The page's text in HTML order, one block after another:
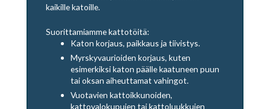
kaikille katoille.
Suorittamiamme kattotöitä:
Katon korjaus, paikkaus ja tiivistys.
Myrskyvaurioiden korjaus, kuten
esimerkiksi katon päälle kaatuneen puun
tai oksan aiheuttamat vahingot.
Vuotavien kattoikkunoiden,
kattovalokupujen tai kattoluukkujen